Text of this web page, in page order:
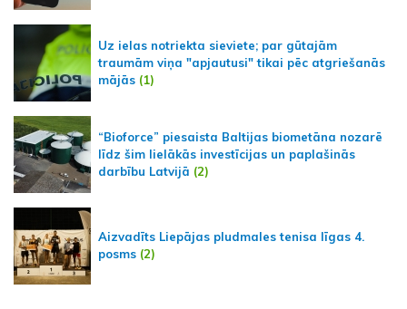
Uz ielas notriekta sieviete; par gūtajām
traumām viņa "apjautusi" tikai pēc atgriešanās
mājās (1)
“Bioforce” piesaista Baltijas biometāna nozarē
līdz šim lielākās investīcijas un paplašinās
darbību Latvijā (2)
Aizvadīts Liepājas pludmales tenisa līgas 4.
posms (2)